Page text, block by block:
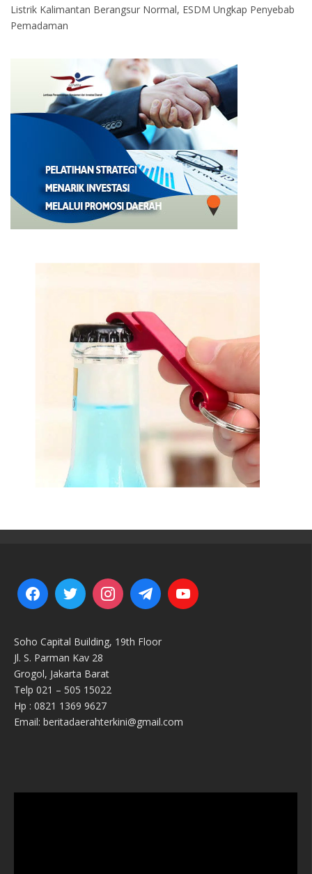
Listrik Kalimantan Berangsur Normal, ESDM Ungkap Penyebab
Pemadaman
Soho Capital Building, 19th Floor
Jl. S. Parman Kav 28
Grogol, Jakarta Barat
Telp 021 – 505 15022
Hp : 0821 1369 9627
Email: beritadaerahterkini@gmail.com